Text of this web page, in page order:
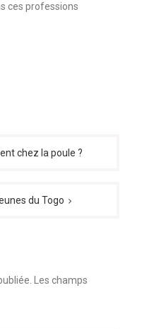
ces professions
chez la poule ?
du Togo
Les champs